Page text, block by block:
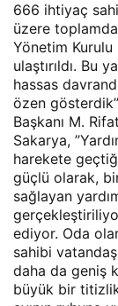
666 ihtiyaç
üzere
Yönetim Kurulu
ulaştırıldı. Bu
hassas
özen
Başkanı M.
Sakarya,
harekete
güçlü olarak,
sağlayan
ediyor. Oda
sahibi
daha da geniş
büyük bir